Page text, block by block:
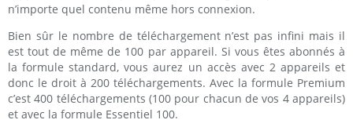
n’importe quel contenu même hors connexion.
Bien sûr le nombre de téléchargement n’est pas infini mais il
est tout de même de 100 par appareil. Si vous êtes abonnés à
la formule standard, vous aurez un accès avec 2 appareils et
donc le droit à 200 téléchargements. Avec la formule Premium
c’est 400 téléchargements (100 pour chacun de vos 4 appareils)
et avec la formule Essentiel 100.